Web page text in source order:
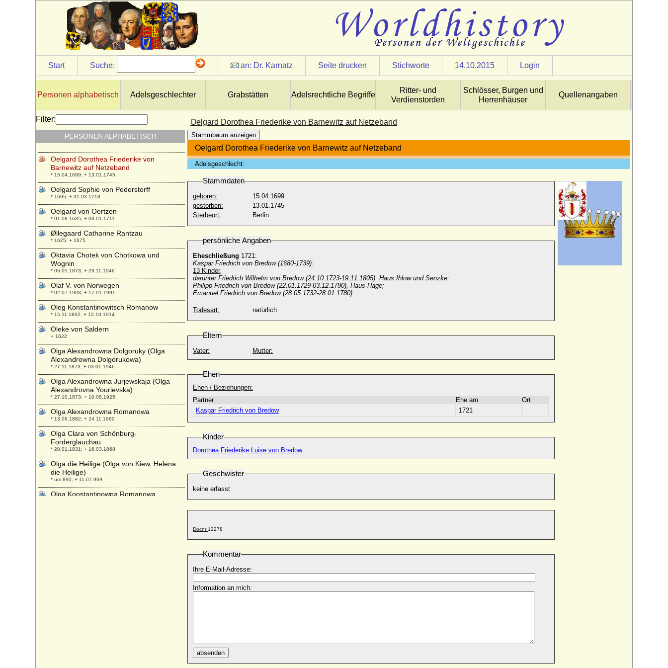
Start Suche: an: Dr. Karnatz Seite drucken Stichworte 14.10.2015 Login
Personen alphabetisch Adelsgeschlechter Grabstätten Adelsrechtliche Begriffe
Ritter- und
Verdienstorden
Schlösser, Burgen und
Herrenhäuser
Quellenangaben
Oelgard Dorothea Friederike von Barnewitz auf Netzeband
Stammbaum anzeigen
Oelgard Dorothea Friederike von Barnewitz auf Netzeband
Adelsgeschlecht:
Stammdaten
geboren:
15.04.1699
gestorben:
13.01.1745
Sterbeort:
Berlin
persönliche Angaben
Eheschließung 1721:
Kaspar Friedrich von Bredow (1680-1739):
13 Kinder,
darunter Friedrich Wilhelm von Bredow (24.10.1723-19.11.1805), Haus Ihlow und Senzke;
Philipp Friedrich von Bredow (22.01.1729-03.12.1790), Haus Hage;
Emanuel Friedrich von Bredow (28.05.1732-28.01.1780)
Todesart: natürlich
Eltern
Vater: Mutter:
Ehen
Ehen / Beziehungen:
Partner
Ehe am
Ort
Kaspar Friedrich von Bredow
1721
Kinder
Dorothea Friederike Luise von Bredow
Geschwister
keine erfasst
Docnr:12278
Kommentar
Ihre E-Mail-Adresse:
Information an mich:
absenden
Filter:
PERSONEN ALPHABETISCH
Odo von Paris (Eudes de Paris, Eudes Ier
de France)
* um 860; + 01.01.898
Odoardo I. Farnese
* 28.04.1612; + 11.09.1646
Odoardo II. Farnese
* um 1145; + 20.04.1194
* 26.10.1939;
Odysseas Kimon von Griechenland und
Dänemark
* 17.09.2004;
Oelgard Dorothea Friederike von
Barnewitz auf Netzeband
* 15.04.1699; + 13.01.1745
Oelgard Sophie von Pederstorff
* 1695; + 31.03.1718
Oelgard von Oertzen
* 01.08.1635; + 03.01.1711
Øllegaard Catharine Rantzau
* 1625; + 1675
Oktavia Chotek von Chotkowa und
Wognin
* 05.05.1873; + 29.11.1946
Olaf V. von Norwegen
* 02.07.1903; + 17.01.1991
Oleg Konstantinowitsch Romanow
* 15.11.1892; + 12.10.1914
Oleke von Saldern
+ 1622
Olga Alexandrowna Dolgoruky (Olga
Alexandrowna Dolgorukowa)
* 27.11.1873; + 03.01.1946
Olga Alexandrowna Jurjewskaja (Olga
Alexandrovna Yourievska)
* 27.10.1873; + 10.08.1925
Olga Alexandrowna Romanowa
* 13.06.1882; + 24.11.1960
Olga Clara von Schönburg-
Forderglauchau
* 28.01.1831; + 16.03.1868
Olga die Heilige (Olga von Kiew, Helena
die Heilige)
* um 890; + 11.07.969
Olga Konstantinowna Romanowa